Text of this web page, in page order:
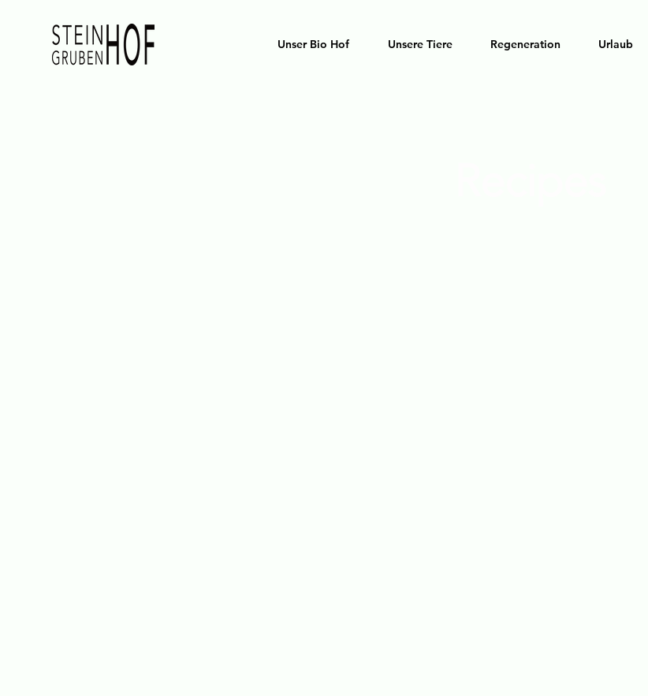
Unser Bio Hof Unsere Tiere Regeneration Urlaub